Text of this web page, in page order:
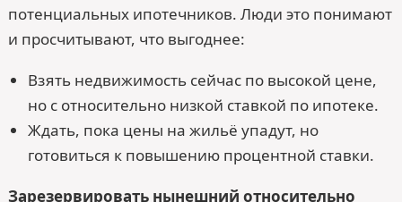
потенциальных ипотечников. Люди это понимают
и просчитывают, что выгоднее:
Взять недвижимость сейчас по высокой цене,
но с относительно низкой ставкой по ипотеке.
Ждать, пока цены на жильё упадут, но
готовиться к повышению процентной ставки.
Зарезервировать нынешний относительно